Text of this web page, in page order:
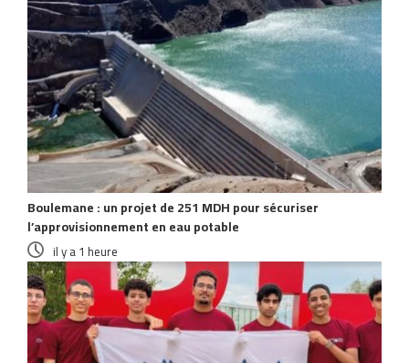
Boulemane : un projet de 251 MDH pour sécuriser
l’approvisionnement en eau potable
il y a 1 heure